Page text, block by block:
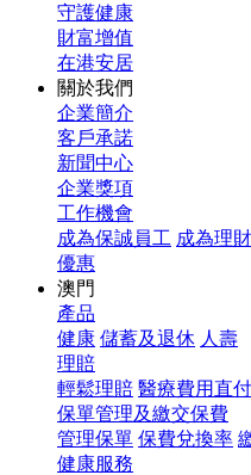
守護健康
財富增值
在港安居
關於我們
企業簡介
客戶承諾
新聞中心
企業獎項
工作機會
成為保誠員工 成為理
優惠
澳門
產品
健康 儲蓄及退休 人壽
理賠
輕鬆理賠 醫療費用直
保單管理及繳交保費
管理保單 保費兌換率
健康服務